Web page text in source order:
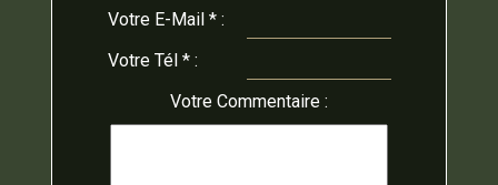
Votre E-Mail * :
Votre Tél * :
Votre Commentaire :